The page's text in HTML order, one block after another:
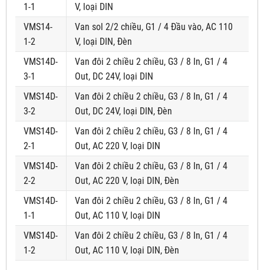
1-1
V, loại DIN
VMS14-
1-2
Van sol 2/2 chiều, G1 / 4 Đầu vào, AC 110
V, loại DIN, Đèn
VMS14D-
3-1
Van đôi 2 chiều 2 chiều, G3 / 8 In, G1 / 4
Out, DC 24V, loại DIN
VMS14D-
3-2
Van đôi 2 chiều 2 chiều, G3 / 8 In, G1 / 4
Out, DC 24V, loại DIN, Đèn
VMS14D-
2-1
Van đôi 2 chiều 2 chiều, G3 / 8 In, G1 / 4
Out, AC 220 V, loại DIN
VMS14D-
2-2
Van đôi 2 chiều 2 chiều, G3 / 8 In, G1 / 4
Out, AC 220 V, loại DIN, Đèn
VMS14D-
1-1
Van đôi 2 chiều 2 chiều, G3 / 8 In, G1 / 4
Out, AC 110 V, loại DIN
VMS14D-
1-2
Van đôi 2 chiều 2 chiều, G3 / 8 In, G1 / 4
Out, AC 110 V, loại DIN, Đèn